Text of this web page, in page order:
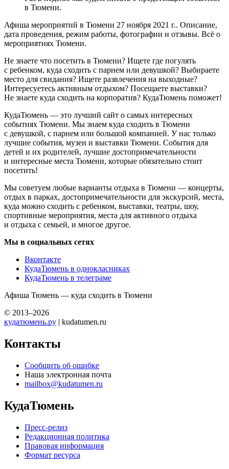
в Тюмени.
Афиша мероприятий в Тюмени 27 ноября 2021 г.. Описание,
дата проведения, режим работы, фотографии и отзывы. Всё о
мероприятиях Тюмени.
Не знаете что посетить в Тюмени? Ищете где погулять
с ребенком, куда сходить с парнем или девушкой? Выбираете
место для свидания? Ищете развлечения на выходные?
Интересуетесь активным отдыхом? Посещаете выставки?
Не знаете куда сходить на корпоратив? КудаТюмень поможет!
КудаТюмень — это лучший сайт о самых интересных
событиях Тюмени. Мы знаем куда сходить в Тюмени
с девушкой, с парнем или большой компанией. У нас только
лучшие события, музеи и выставки Тюмени. События для
детей и их родителей, лучшие достопримечательности
и интересные места Тюмени, которые обязательно стоит
посетить!
Мы советуем любые варианты отдыха в Тюмени — концерты,
отдых в парках, достопримечательности для экскурсий, места,
куда можно сходить с ребенком, выставки, театры, шоу,
спортивные мероприятия, места для активного отдыха
и отдыха с семьей, и многое другое.
Мы в социальных сетях
Вконтакте
КудаТюмень в однокласниках
КудаТюмень в телеграме
Афиша Тюмень — куда сходить в Тюмени
© 2013–2026
кудатюмень.ру | kudatumen.ru
Контакты
Сообщить об ошибке
Наша электронная почта
mailbox@kudatumen.ru
КудаТюмень
Пресс-релиз
Редакционная политика
Правовая информация
Формат ресурса